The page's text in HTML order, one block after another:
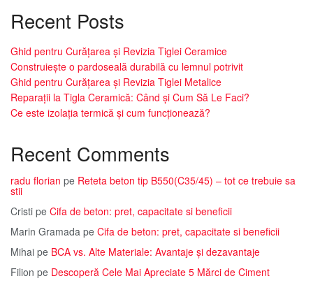
Recent Posts
Ghid pentru Curățarea și Revizia Tiglei Ceramice
Construiește o pardoseală durabilă cu lemnul potrivit
Ghid pentru Curățarea și Revizia Tiglei Metalice
Reparații la Tigla Ceramică: Când și Cum Să Le Faci?
Ce este izolația termică și cum funcționează?
Recent Comments
radu florian pe Reteta beton tip B550(C35/45) – tot ce trebuie sa
stii
Cristi pe Cifa de beton: pret, capacitate si beneficii
Marin Gramada pe Cifa de beton: pret, capacitate si beneficii
Mihai pe BCA vs. Alte Materiale: Avantaje și dezavantaje
Filion pe Descoperă Cele Mai Apreciate 5 Mărci de Ciment